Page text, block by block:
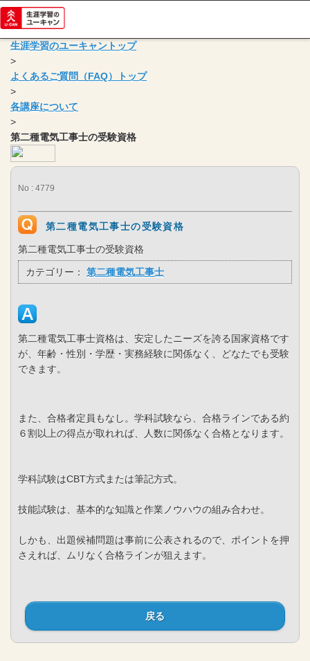
生涯学習のユーキャントップ
>
よくあるご質問（FAQ）トップ
>
各講座について
>
第二種電気工事士の受験資格
No : 4779
第二種電気工事士の受験資格
第二種電気工事士の受験資格
カテゴリー： 第二種電気工事士
第二種電気工事士資格は、安定したニーズを誇る国家資格です
が、年齢・性別・学歴・実務経験に関係なく、どなたでも受験
できます。
また、合格者定員もなし。学科試験なら、合格ラインである約
６割以上の得点が取れれば、人数に関係なく合格となります。
学科試験はCBT方式または筆記方式。
技能試験は、基本的な知識と作業ノウハウの組み合わせ。
しかも、出題候補問題は事前に公表されるので、ポイントを押
さえれば、ムリなく合格ラインが狙えます。
戻る